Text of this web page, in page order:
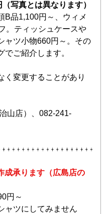
写真とは異なります）
B品1,100円～、ウィメ
。ティッシュケースや
ャツ小物660円～。その
ご紹介します。
変更することがあり
山店）、082-241-
成承ります（広島店の
円～
ャツにしてみません